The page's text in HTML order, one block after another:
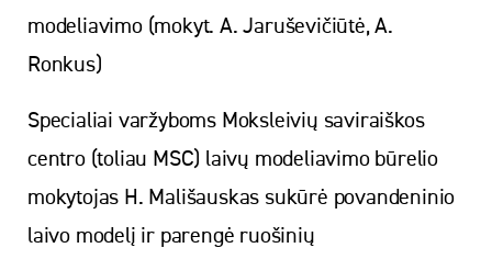
modeliavimo (mokyt. A. Jaruševičiūtė, A.
Ronkus)
Specialiai varžyboms Moksleivių saviraiškos
centro (toliau MSC) laivų modeliavimo būrelio
mokytojas H. Mališauskas sukūrė povandeninio
laivo modelį ir parengė ruošinių